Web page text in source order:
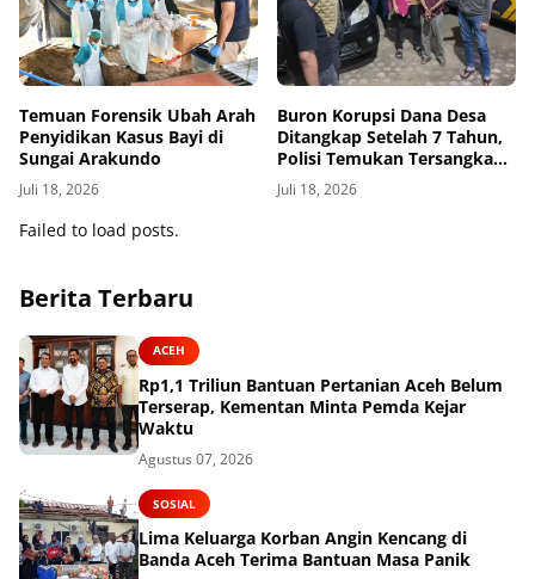
Temuan Forensik Ubah Arah
Penyidikan Kasus Bayi di
Sungai Arakundo
Juli 18, 2026
Buron Korupsi Dana Desa
Ditangkap Setelah 7 Tahun,
Polisi Temukan Tersangka
Bersembunyi sebagai Petani
Kopi
Juli 18, 2026
Failed to load posts.
Berita Terbaru
ACEH
Rp1,1 Triliun Bantuan Pertanian Aceh Belum
Terserap, Kementan Minta Pemda Kejar
Waktu
Agustus 07, 2026
SOSIAL
Lima Keluarga Korban Angin Kencang di
Banda Aceh Terima Bantuan Masa Panik